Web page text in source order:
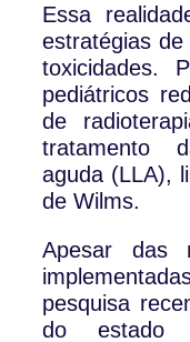
Essa
estratégias
toxicidades.
pediátricos
de
tratamento
aguda (LLA),
de Wilms.
Apesar das
pesquisa
do estado